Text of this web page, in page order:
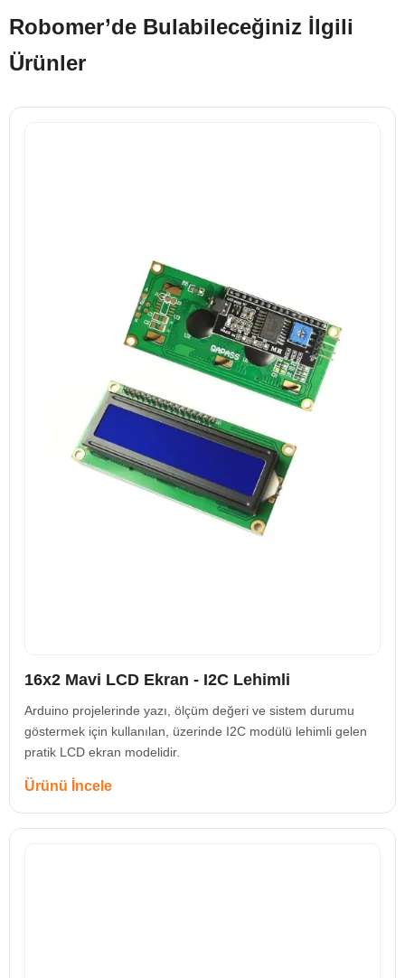
Robomer’de Bulabileceğiniz İlgili
Ürünler
16x2 Mavi LCD Ekran - I2C Lehimli
Arduino projelerinde yazı, ölçüm değeri ve sistem durumu
göstermek için kullanılan, üzerinde I2C modülü lehimli gelen
pratik LCD ekran modelidir.
Ürünü İncele